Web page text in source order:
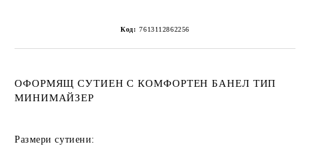
Код: 7613112862256
ОФОРМЯЩ СУТИЕН С КОМФОРТЕН БАНЕЛ ТИП
МИНИМАЙЗЕР
Размери сутиени: